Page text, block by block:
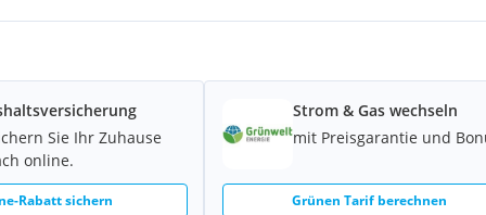
Sie Ihr Zuhause
online.
Rabatt sichern
Strom & Gas wechseln
mit Preisgarantie und
Grünen Tarif berechnen